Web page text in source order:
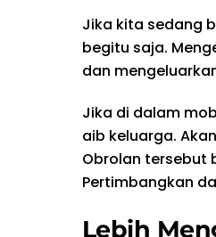
Jika kita sedang
begitu saja.
dan
Jika di dalam
aib keluarga.
Obrolan tersebut
Pertimbangkan
Lebih